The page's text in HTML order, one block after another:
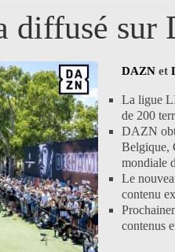
diffusé sur
DAZN et
La ligue
de 200
DAZN
Belgique,
mondiale
Le
contenu
contenus